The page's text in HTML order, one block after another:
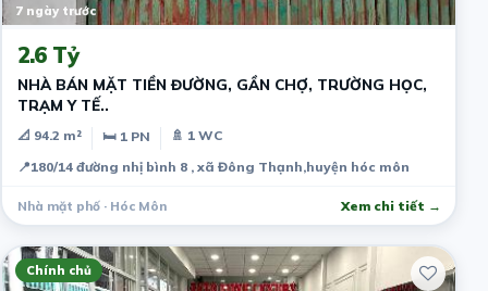
7 ngày trước
2.6 Tỷ
NHÀ BÁN MẶT TIỀN ĐƯỜNG, GẦN CHỢ, TRƯỜNG HỌC,
TRẠM Y TẾ..
📐 94.2 m² 🛏 1 PN
🚿 1 WC
📍180/14 đường nhị bình 8 , xã Đông Thạnh,huyện hóc môn
Nhà mặt phố · Hóc Môn Xem chi tiết →
Chính chủ